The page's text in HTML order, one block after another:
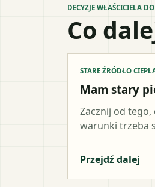
DECYZJE WŁAŚCICIELA
Co
STARE ŹRÓDŁO
Mam stary
Zacznij od tego,
warunki trzeba
Przejdź dalej